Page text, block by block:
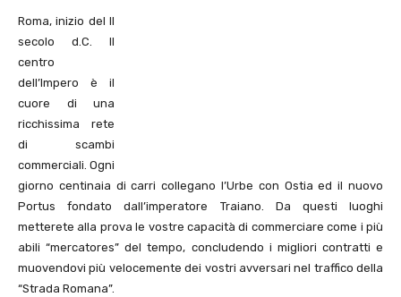
Roma, inizio del II
secolo d.C. Il
centro
dell’Impero è il
cuore di una
ricchissima rete
di scambi
commerciali. Ogni
giorno centinaia di carri collegano l’Urbe con Ostia ed il nuovo
Portus fondato dall’imperatore Traiano. Da questi luoghi
metterete alla prova le vostre capacità di commerciare come i più
abili “mercatores” del tempo, concludendo i migliori contratti e
muovendovi più velocemente dei vostri avversari nel traffico della
“Strada Romana”.